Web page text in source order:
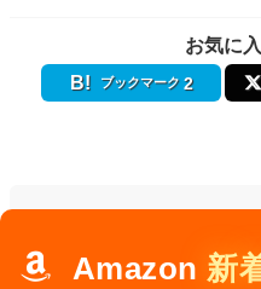
お気に
ブックマーク 2
Amazon 新